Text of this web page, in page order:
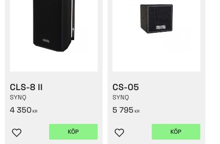
CLS-8 II
SYNQ
4 350 KR
Lägg till i favoriter
KÖP
CS-05
SYNQ
5 795 KR
Lägg till i favoriter
KÖP